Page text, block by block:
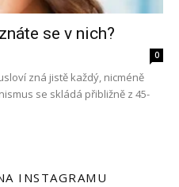
se v nich?
0
zná jistě každý, nicméně
se skládá přibližně z 45-
INSTAGRAMU